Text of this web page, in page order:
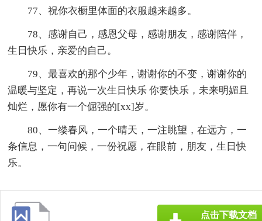
77、祝你衣橱里体面的衣服越来越多。
78、感谢自己，感恩父母，感谢朋友，感谢陪伴，
生日快乐，亲爱的自己。
79、最喜欢的那个少年，谢谢你的不变，谢谢你的
温暖与坚定，再说一次生日快乐 你要快乐，未来明媚且
灿烂，愿你有一个倔强的[xx]岁。
80、一缕春风，一个晴天，一注眺望，在远方，一
条信息，一句问候，一份祝愿，在眼前，朋友，生日快
乐。
点击下载文档